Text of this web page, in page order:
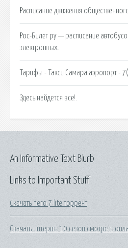
Расписание движения
Рос-Билет ру — расписание
электронных.
Тарифы - Такси Самара аэропорт -
Здесь найдется все!.
Links to Important Stuff
Скачать nero 7 lite торрент
Скачать интерны 10 сезон смотреть
An Informative Text Blurb